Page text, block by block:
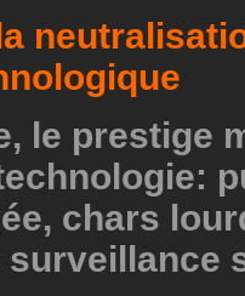
le prestige
chars
surveillance